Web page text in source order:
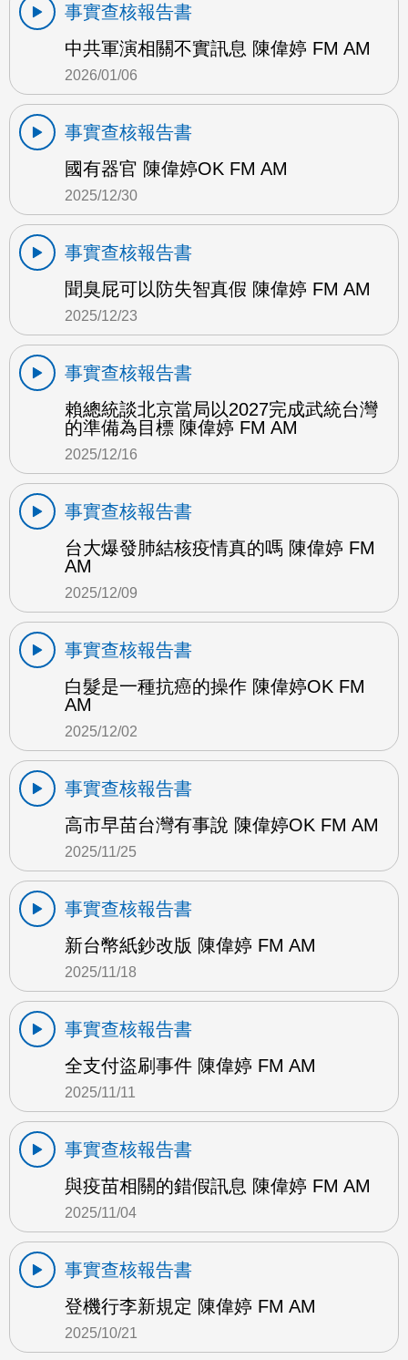
事實查核報告書
中共軍演相關不實訊息 陳偉婷 FM AM
2026/01/06
事實查核報告書
國有器官 陳偉婷OK FM AM
2025/12/30
事實查核報告書
聞臭屁可以防失智真假 陳偉婷 FM AM
2025/12/23
事實查核報告書
賴總統談北京當局以2027完成武統台灣
的準備為目標 陳偉婷 FM AM
2025/12/16
事實查核報告書
台大爆發肺結核疫情真的嗎 陳偉婷 FM
AM
2025/12/09
事實查核報告書
白髮是一種抗癌的操作 陳偉婷OK FM
AM
2025/12/02
事實查核報告書
高市早苗台灣有事說 陳偉婷OK FM AM
2025/11/25
事實查核報告書
新台幣紙鈔改版 陳偉婷 FM AM
2025/11/18
事實查核報告書
全支付盜刷事件 陳偉婷 FM AM
2025/11/11
事實查核報告書
與疫苗相關的錯假訊息 陳偉婷 FM AM
2025/11/04
事實查核報告書
登機行李新規定 陳偉婷 FM AM
2025/10/21